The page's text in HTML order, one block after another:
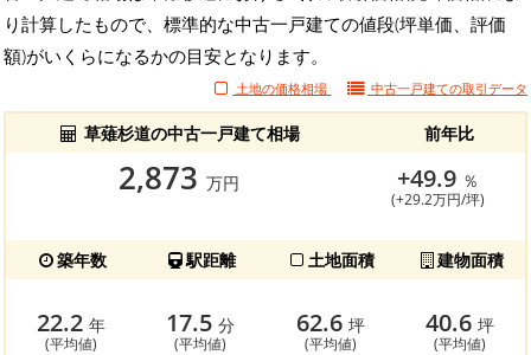
り計算したもので、標準的な中古一戸建ての値段(坪単価、評価
額)がいくらになるかの目安となります。
土地の価格相場 中古一戸建ての取引データ
草薙杉道の中古一戸建て相場 前年比
2,873 万円 +49.9 ％
(+29.2万円/坪)
築年数 駅距離 土地面積 建物面積
22.2 年
(平均値)
17.5分
(平均値)
62.6 坪
(平均値)
40.6坪
(平均値)